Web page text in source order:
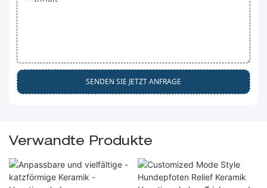
SENDEN SIE JETZT ANFRAGE
Verwandte Produkte